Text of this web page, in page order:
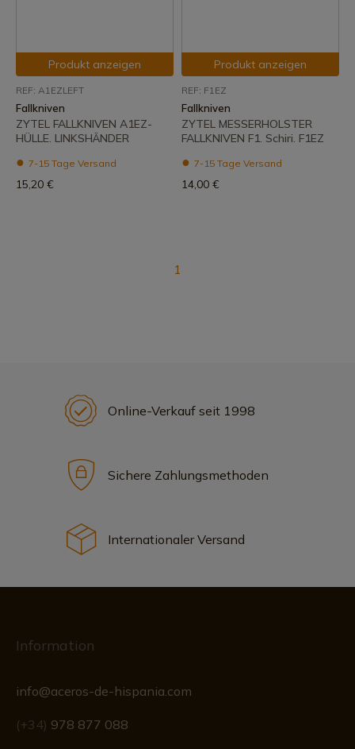
Produkt anzeigen
REF: A1EZLEFT
Fallkniven
ZYTEL FALLKNIVEN A1EZ-
HÜLLE. LINKSHÄNDER
7-15 Tage Versand
15,20 €
Produkt anzeigen
REF: F1EZ
Fallkniven
ZYTEL MESSERHOLSTER
FALLKNIVEN F1. Schiri. F1EZ
7-15 Tage Versand
14,00 €
1
Online-Verkauf seit 1998
Sichere Zahlungsmethoden
Internationaler Versand
Information
info@aceros-de-hispania.com
(+34) 978 877 088